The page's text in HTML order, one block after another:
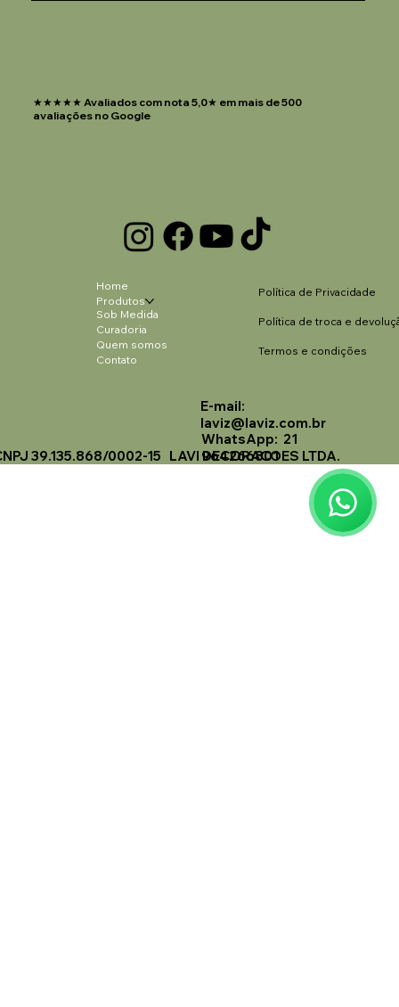
Home
Produtos
Sob Medida
Curadoria
Quem somos
Contato
Política de Privacidade
Política de troca e
Termos e condições
★★★★★ Avaliados com nota 5,0★ em mais de 500
avaliações no Google
E-mail:
laviz@laviz.com.br
WhatsApp: 21
964266801
39.135.868/0002-15 LAVI DECORACOES LTDA.
🗓️ Opening Hours: Mon-Fri 9:00 - 16:00
Laviz Home Decor